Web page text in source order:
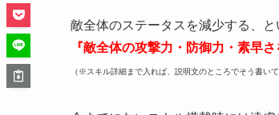
敵全体のステータスを減少する、
『敵全体の攻撃力・防御力・素早
（※スキル詳細まで入れば、説明文のところでそう書いて